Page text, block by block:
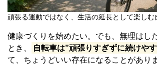
頑張る運動ではなく、生活の延長として楽しむ
健康づくりを始めたい。でも、無理はし
とき、
自転車は”頑張りすぎずに続けや
て、ちょうどいい存在になることがあり